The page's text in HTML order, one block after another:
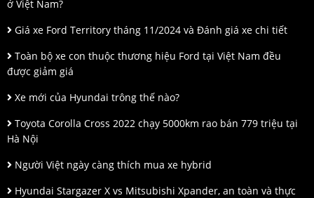
ở Việt Nam?
Giá xe Ford Territory tháng 11/2024 và Đánh giá xe chi tiết
Toàn bộ xe con thuộc thương hiệu Ford tại Việt Nam đều
được giảm giá
Xe mới của Hyundai trông thế nào?
Toyota Corolla Cross 2022 chạy 5000km rao bán 779 triệu tại
Hà Nội
Người Việt ngày càng thích mua xe hybrid
Hyundai Stargazer X vs Mitsubishi Xpander, an toàn và thực